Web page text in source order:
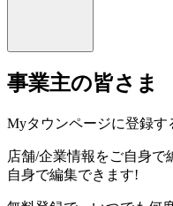
事業主の皆さま
Myタウンページに登録す
店舗/企業情報をご自身で
自身で編集できます!